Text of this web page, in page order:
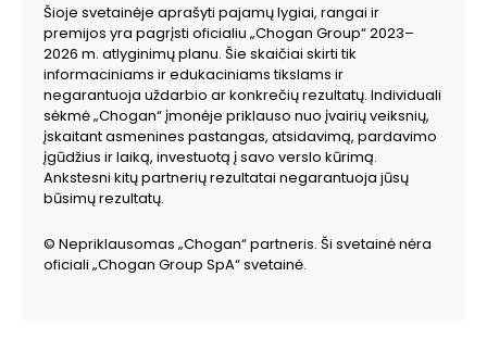
Šioje svetainėje aprašyti pajamų lygiai, rangai ir
premijos yra pagrįsti oficialiu „Chogan Group“ 2023–
2026 m. atlyginimų planu. Šie skaičiai skirti tik
informaciniams ir edukaciniams tikslams ir
negarantuoja uždarbio ar konkrečių rezultatų. Individuali
sėkmė „Chogan“ įmonėje priklauso nuo įvairių veiksnių,
įskaitant asmenines pastangas, atsidavimą, pardavimo
įgūdžius ir laiką, investuotą į savo verslo kūrimą.
Ankstesni kitų partnerių rezultatai negarantuoja jūsų
būsimų rezultatų.
© Nepriklausomas „Chogan“ partneris. Ši svetainė nėra
oficiali „Chogan Group SpA“ svetainė.